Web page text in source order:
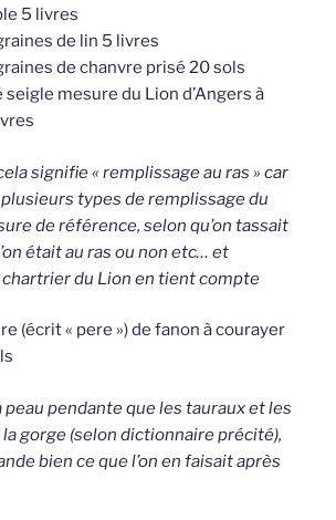
5 livres
de lin 5 livres
de chanvre prisé 20 sols
mesure du Lion d’Angers à
signifie « remplissage au ras » car
types de remplissage du
de référence, selon qu’on tassait
était au ras ou non etc… et
du Lion en tient compte
(écrit « pere ») de fanon à courayer
pendante que les tauraux et les
gorge (selon dictionnaire précité),
bien ce que l’on en faisait après